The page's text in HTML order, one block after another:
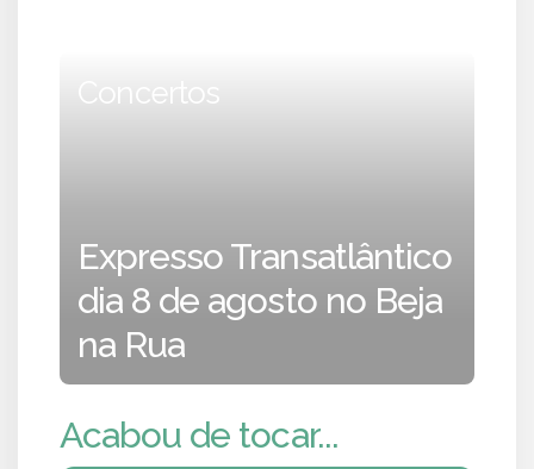
Concertos
Expresso Transatlântico
dia 8 de agosto no Beja
na Rua
Acabou de tocar...